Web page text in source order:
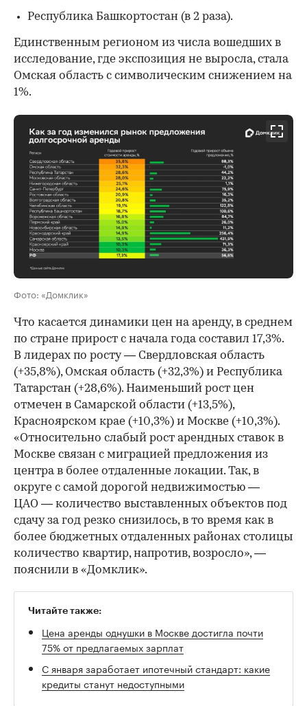
Республика Башкортостан (в 2 раза).
Единственным регионом из числа вошедших в
исследование, где экспозиция не выросла, стала
Омская область с символическим снижением на
1%.
Фото: «Домклик»
Что касается динамики цен на аренду, в среднем
по стране прирост с начала года составил 17,3%.
В лидерах по росту — Свердловская область
(+35,8%), Омская область (+32,3%) и Республика
Татарстан (+28,6%). Наименьший рост цен
отмечен в Самарской области (+13,5%),
Красноярском крае (+10,3%) и Москве (+10,3%).
«Относительно слабый рост арендных ставок в
Москве связан с миграцией предложения из
центра в более отдаленные локации. Так, в
округе с самой дорогой недвижимостью —
ЦАО — количество выставленных объектов под
сдачу за год резко снизилось, в то время как в
более бюджетных отдаленных районах столицы
количество квартир, напротив, возросло», —
пояснили в «Домклик».
Читайте также:
Цена аренды однушки в Москве достигла почти
75% от предлагаемых зарплат
С января заработает ипотечный стандарт: какие
кредиты станут недоступными